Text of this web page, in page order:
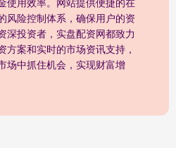
风险控制体系，确保用户的资
深投资者，实盘配资网都致力
案和实时的市场资讯支持，
场中抓住机会，实现财富增